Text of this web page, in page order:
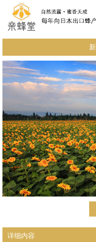
详细内容